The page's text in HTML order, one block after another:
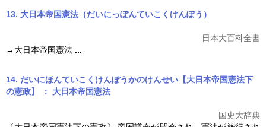
13. 大日本帝国憲法（だいにっぽんていこくけんぽう）
日本大百科全書
→ 大日本帝国憲法 ...
14. だいにほんていこくけんぽうかのけんせい【大日本帝国憲法下
の憲政】 ： 大日本帝国憲法
国史大辞典